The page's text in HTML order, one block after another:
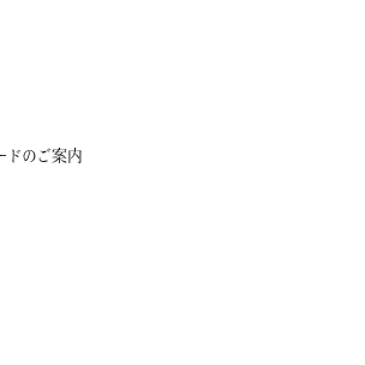
ドのご案内